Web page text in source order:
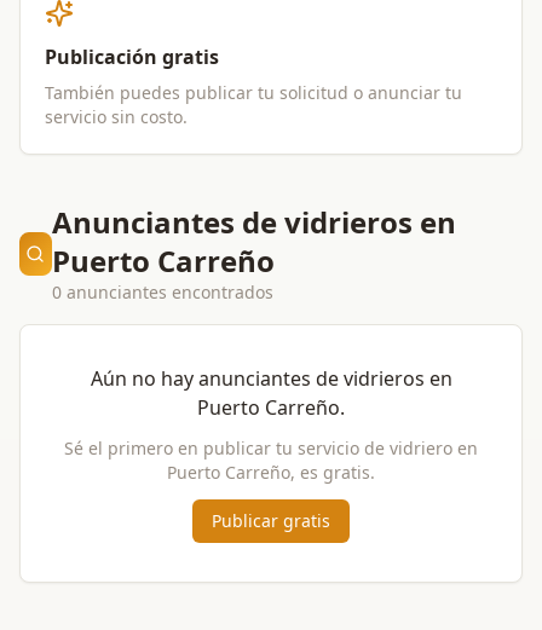
Publicación gratis
También puedes publicar tu solicitud o anunciar tu
servicio sin costo.
Anunciantes de vidrieros en
Puerto Carreño
0 anunciantes encontrados
Aún no hay anunciantes devidrieros en
Puerto Carreño.
Sé el primero en publicar tu servicio de vidriero en
Puerto Carreño, es gratis.
Publicar gratis